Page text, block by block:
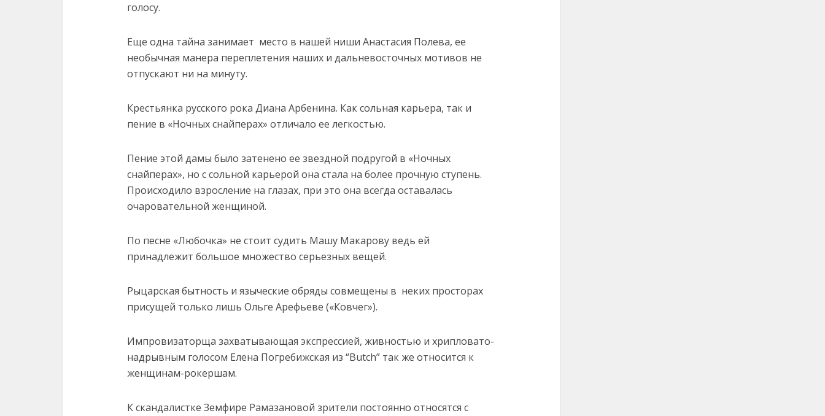
голосу.
Еще одна тайна занимает место в нашей ниши Анастасия Полева, ее
необычная манера переплетения наших и дальневосточных мотивов не
отпускают ни на минуту.
Крестьянка русского рока Диана Арбенина. Как сольная карьера, так и
пение в «Ночных снайперах» отличало ее легкостью.
Пение этой дамы было затенено ее звездной подругой в «Ночных
снайперах», но с сольной карьерой она стала на более прочную ступень.
Происходило взросление на глазах, при это она всегда оставалась
очаровательной женщиной.
По песне «Любочка» не стоит судить Машу Макарову ведь ей
принадлежит большое множество серьезных вещей.
Рыцарская бытность и языческие обряды совмещены в неких просторах
присущей только лишь Ольге Арефьеве («Ковчег»).
Импровизаторща захватывающая экспрессией, живностью и хрипловато-
надрывным голосом Елена Погребижская из “Butch” так же относится к
женщинам-рокершам.
К скандалистке Земфире Рамазановой зрители постоянно относятся с